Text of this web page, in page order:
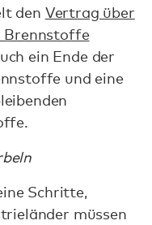
den Vertrag über
Brennstoffe
ein Ende der
und eine
Schritte,
müssen